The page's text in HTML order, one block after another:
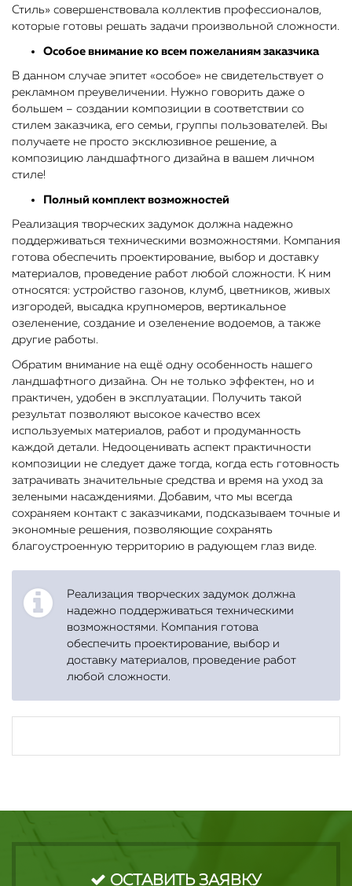
Стиль» совершенствовала коллектив профессионалов,
которые готовы решать задачи произвольной сложности.
Особое внимание ко всем пожеланиям заказчика
В данном случае эпитет «особое» не свидетельствует о
рекламном преувеличении. Нужно говорить даже о
большем – создании композиции в соответствии со
стилем заказчика, его семьи, группы пользователей. Вы
получаете не просто эксклюзивное решение, а
композицию ландшафтного дизайна в вашем личном
стиле!
Полный комплект возможностей
Реализация творческих задумок должна надежно
поддерживаться техническими возможностями. Компания
готова обеспечить проектирование, выбор и доставку
материалов, проведение работ любой сложности. К ним
относятся: устройство газонов, клумб, цветников, живых
изгородей, высадка крупномеров, вертикальное
озеленение, создание и озеленение водоемов, а также
другие работы.
Обратим внимание на ещё одну особенность нашего
ландшафтного дизайна. Он не только эффектен, но и
практичен, удобен в эксплуатации. Получить такой
результат позволяют высокое качество всех
используемых материалов, работ и продуманность
каждой детали. Недооценивать аспект практичности
композиции не следует даже тогда, когда есть готовность
затрачивать значительные средства и время на уход за
зелеными насаждениями. Добавим, что мы всегда
сохраняем контакт с заказчиками, подсказываем точные и
экономные решения, позволяющие сохранять
благоустроенную территорию в радующем глаз виде.
Реализация творческих задумок должна
надежно поддерживаться техническими
возможностями. Компания готова
обеспечить проектирование, выбор и
доставку материалов, проведение работ
любой сложности.
ОСТАВИТЬ ЗАЯВКУ